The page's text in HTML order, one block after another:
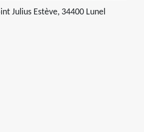
Julius Estève, 34400 Lunel